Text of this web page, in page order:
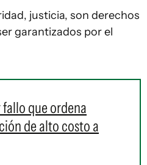
justicia, son derechos
garantizados por el
que ordena
de alto costo a